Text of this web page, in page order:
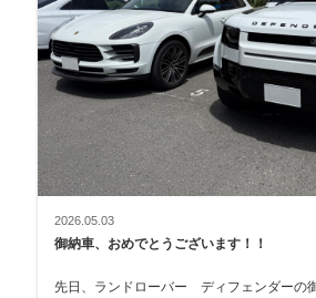
2026.05.03
御納車、おめでとうございます！！
先日、ランドローバー ディフェンダーの